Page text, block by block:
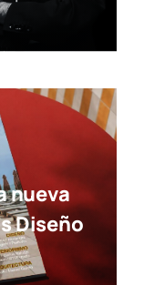
revis­ta